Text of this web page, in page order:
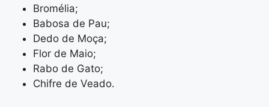
Bromélia;
Babosa de Pau;
Dedo de Moça;
Flor de Maio;
Rabo de Gato;
Chifre de Veado.